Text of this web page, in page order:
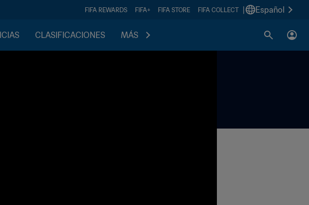
FIFA REWARDS FIFA+ FIFA STORE FIFA COLLECT Español
CLASIFICACIONES MÁS